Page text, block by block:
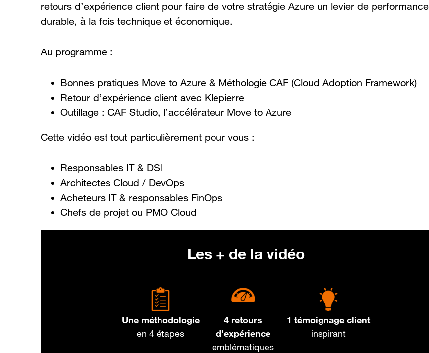
retours d’expérience client pour faire de votre stratégie Azure un levier de performance
durable, à la fois technique et économique.
Au programme :
Bonnes pratiques Move to Azure & Méthologie CAF (Cloud Adoption Framework)
Retour d’expérience client avec Klepierre
Outillage : CAF Studio, l’accélérateur Move to Azure
Cette vidéo est tout particulièrement pour vous :
Responsables IT & DSI
Architectes Cloud / DevOps
Acheteurs IT & responsables FinOps
Chefs de projet ou PMO Cloud
Les + de la vidéo
Une méthodologie
en 4 étapes
4 retours
d’expérience
emblématiques
1 témoignage client
inspirant